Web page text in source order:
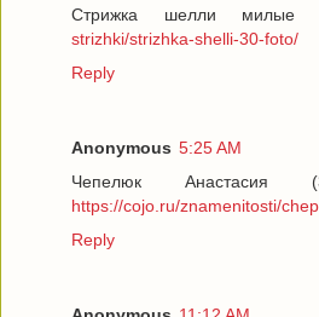
Стрижка шелли
strizhki/strizhka-shelli-30-foto/
Reply
Anonymous 5:25 AM
Чепелюк
https://cojo.ru/znamenitosti/
Reply